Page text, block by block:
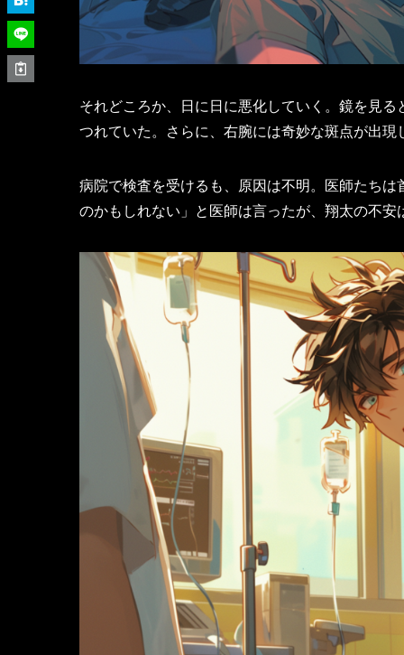
それどころか、日に日に悪化していく。鏡を見
つれていた。さらに、右腕には奇妙な斑点が出
病院で検査を受けるも、原因は不明。医師たち
のかもしれない」と医師は言ったが、翔太の不安